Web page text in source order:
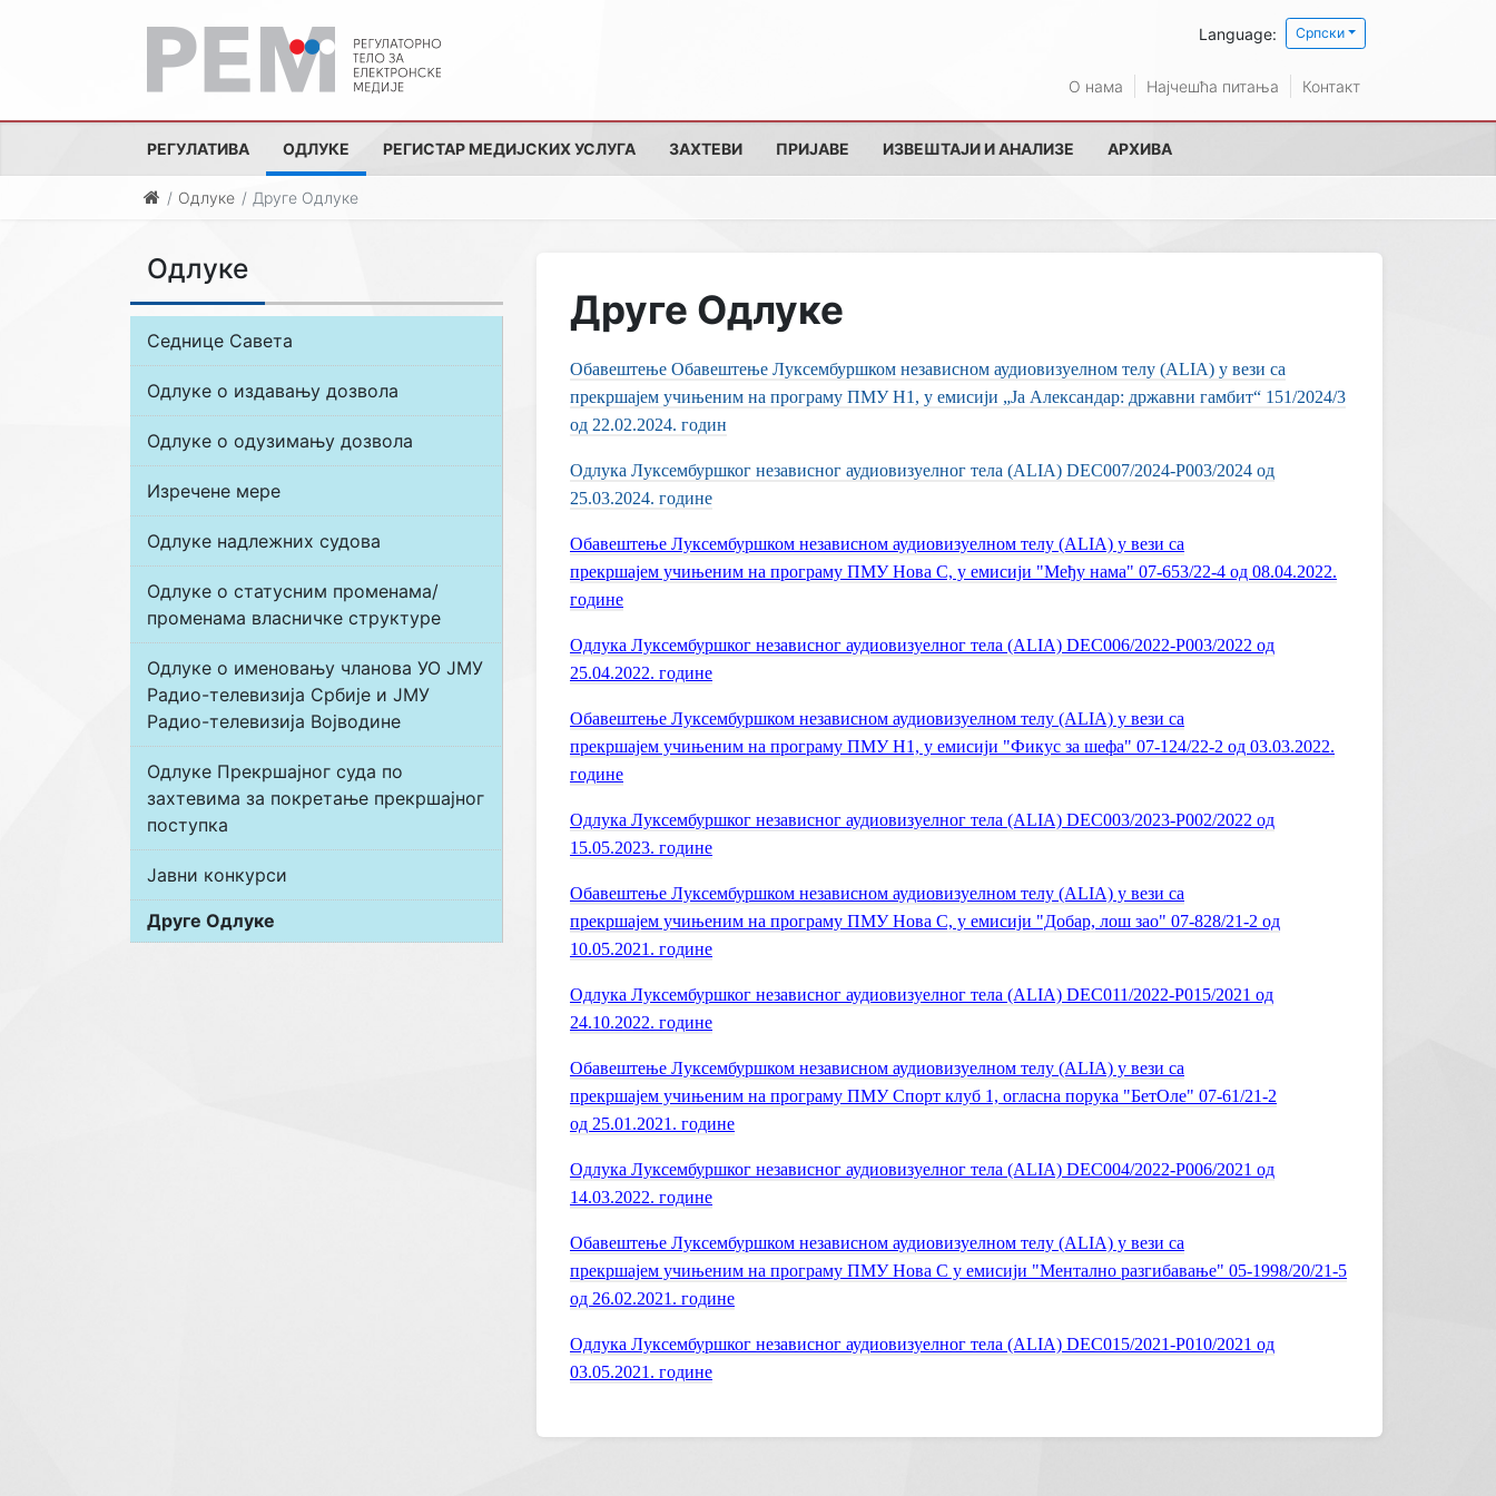
Language: Српски
О нама Најчешћа питања Контакт
РЕГУЛАТИВА ОДЛУКЕ РЕГИСТАР МЕДИЈСКИХ УСЛУГА ЗАХТЕВИ ПРИЈАВЕ ИЗВЕШТАЈИ И АНАЛИЗЕ АРХИВА
Одлуке Друге Одлуке
Одлуке
Седнице Савета
Одлуке о издавању дозвола
Одлуке о одузимању дозвола
Изречене мере
Одлуке надлежних судова
Одлуке о статусним променама/
променама власничке структуре
Одлуке о именовању чланова УО ЈМУ
Радио-телевизија Србије и ЈМУ
Радио-телевизија Војводине
Одлуке Прекршајног суда по
захтевима за покретање прекршајног
поступка
Јавни конкурси
Друге Одлуке
Друге Одлуке
Обавештење Обавештење Луксембуршком независном аудиовизуелном телу (ALIA) у вези са
прекршајем учињеним на пpограму ПМУ Н1, у емисији „Ја Александар: државни гамбит“ 151/2024/3
од 22.02.2024. годин
Одлука Луксембуршког независног аудиовизуелног тела (ALIA) DEC007/2024-P003/2024 од
25.03.2024. године
Обавештење Луксембуршком независном аудиовизуелном телу (ALIA) у вези са
прекршајем учињеним на пpограму ПМУ Нова С, у емисији "Међу нама" 07-653/22-4 од 08.04.2022.
године
Одлука Луксембуршког независног аудиовизуелног тела (ALIA) DEC006/2022-P003/2022 од
25.04.2022. године
Обавештење Луксембуршком независном аудиовизуелном телу (ALIA) у вези са
прекршајем учињеним на пpограму ПМУ Н1, у емисији "Фикус за шефа" 07-124/22-2 од 03.03.2022.
године
Одлука Луксембуршког независног аудиовизуелног тела (ALIA) DEC003/2023-P002/2022 од
15.05.2023. године
Обавештење Луксембуршком независном аудиовизуелном телу (ALIA) у вези са
прекршајем учињеним на пpограму ПМУ Нова С, у емисији "Добар, лош зао" 07-828/21-2 од
10.05.2021. године
Одлука Луксембуршког независног аудиовизуелног тела (ALIA) DEC011/2022-P015/2021 од
24.10.2022. године
Обавештење Луксембуршком независном аудиовизуелном телу (ALIA) у вези са
прекршајем учињеним на пpограму ПМУ Спорт клуб 1, огласна порука "БетОле" 07-61/21-2
од 25.01.2021. године
Одлука Луксембуршког независног аудиовизуелног тела (ALIA) DEC004/2022-P006/2021 од
14.03.2022. године
Обавештење Луксембуршком независном аудиовизуелном телу (ALIA) у вези са
прекршајем учињеним на пpограму ПМУ Нова С у емисији "Ментално разгибавање" 05-1998/20/21-5
од 26.02.2021. године
Одлука Луксембуршког независног аудиовизуелног тела (ALIA) DEC015/2021-P010/2021 од
03.05.2021. године